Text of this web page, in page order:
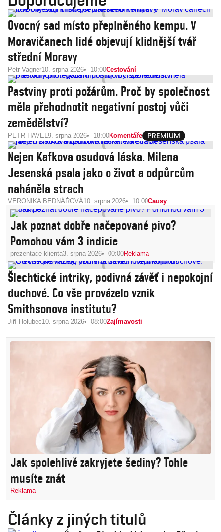
Ovocný sad místo přeplněného kempu. V
Moravičanech lidé objevují klidnější tvář
střední Moravy
Petr Vagner10. srpna 2026 10:00Cestování
Pastviny proti požárům. Proč by společnost
měla přehodnotit negativní postoj vůči
zemědělství?
PETR HAVEL9. srpna 2026 18:00Komentáře
Nejen Kafkova osudová láska. Milena
Jesenská psala jako o život a odpůrcům
naháněla strach
VERONIKA BEDNÁŘOVÁ10. srpna 2026 10:00Causy
Jak poznat dobře načepované pivo?
Pomohou vám 3 indicie
prezentace klienta3. srpna 2026 00:00Reklama
Šlechtické intriky, podivná závěť i nepokojní
duchové. Co vše provázelo vznik
Smithsonova institutu?
Jiří Holubec10. srpna 2026 08:00Zajímavosti
Jak spolehlivě zakryjete šediny? Tohle
musíte znát
Reklama
Články z jiných titulů